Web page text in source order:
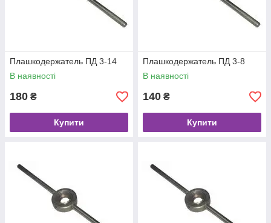
Плашкодержатель ПД 3-14
В наявності
180 ₴
Купити
Плашкодержатель ПД 3-8
В наявності
140 ₴
Купити